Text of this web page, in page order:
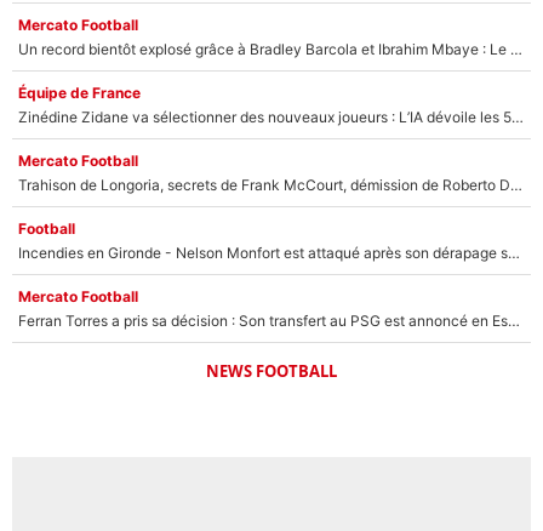
Mercato Football
Un record bientôt explosé grâce à Bradley Barcola et Ibrahim Mbaye : Le PSG sur le point de réaliser un mercato historique ?
Équipe de France
Zinédine Zidane va sélectionner des nouveaux joueurs : L’IA dévoile les 5 cracks qui pourraient rapidement le rejoindre en équipe de France !
Mercato Football
Trahison de Longoria, secrets de Frank McCourt, démission de Roberto De Zerbi : Medhi Benatia se lâche sur son départ de l'OM et fait d'importantes révélations
Football
Incendies en Gironde - Nelson Monfort est attaqué après son dérapage sur CNews : «Et lui, il prend combien pour parler dans un studio climatisé?»
Mercato Football
Ferran Torres a pris sa décision : Son transfert au PSG est annoncé en Espagne !
NEWS FOOTBALL